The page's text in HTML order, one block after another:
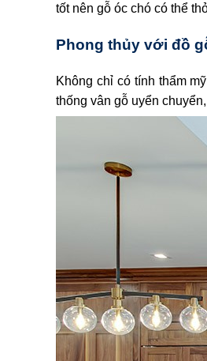
tốt nên gỗ óc chó có thể
Phong thủy với đồ
Không chỉ có tính thẩm
thống vân gỗ uyển